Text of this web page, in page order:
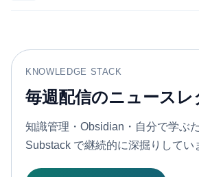
KNOWLEDGE STACK
毎週配信のニュースレ
知識管理・Obsidian・自分で学ぶ
Substack で継続的に深掘りしてい